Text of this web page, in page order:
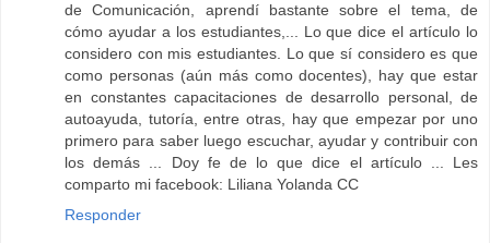
de Comunicación, aprendí bastante sobre el tema, de
cómo ayudar a los estudiantes,... Lo que dice el artículo lo
considero con mis estudiantes. Lo que sí considero es que
como personas (aún más como docentes), hay que estar
en constantes capacitaciones de desarrollo personal, de
autoayuda, tutoría, entre otras, hay que empezar por uno
primero para saber luego escuchar, ayudar y contribuir con
los demás ... Doy fe de lo que dice el artículo ... Les
comparto mi facebook: Liliana Yolanda CC
Responder